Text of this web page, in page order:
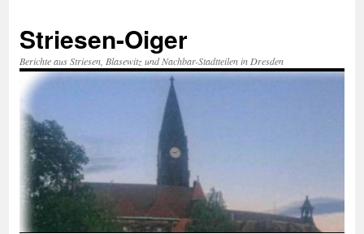
springen
Striesen-Oiger
Berichte aus Striesen, Blasewitz und Nachbar-Stadtteilen in Dresden